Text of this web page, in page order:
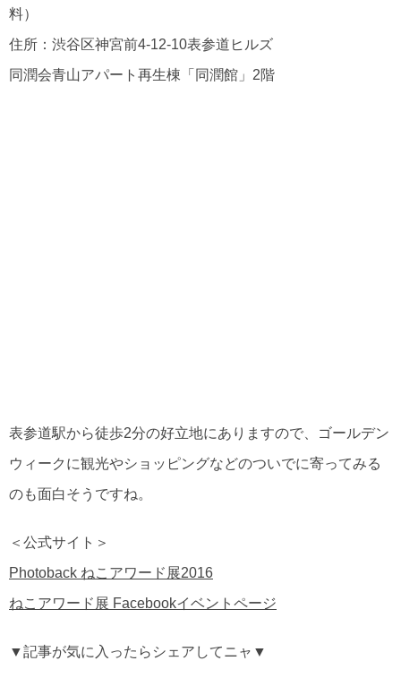
料）
住所：渋谷区神宮前4-12-10表参道ヒルズ
同潤会青山アパート再生棟「同潤館」2階
表参道駅から徒歩2分の好立地にありますので、ゴールデン
ウィークに観光やショッピングなどのついでに寄ってみる
のも面白そうですね。
＜公式サイト＞
Photoback ねこアワード展2016
ねこアワード展 Facebookイベントページ
▼記事が気に入ったらシェアしてニャ▼